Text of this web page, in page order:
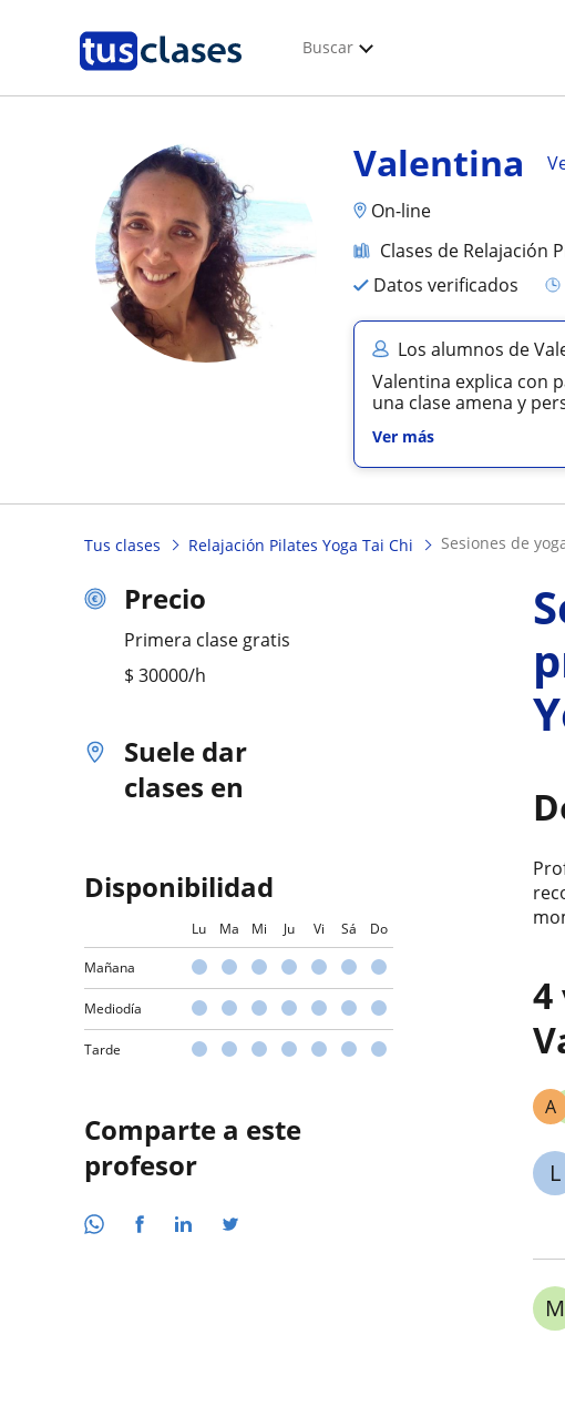
Buscar
Valentina
On-line
Clases de Relajación
Datos verificados
Los alumnos de
Valentina explica con
una clase amena y
Ver más
Tus clases Relajación Pilates Yoga Tai Chi sesiones de
Precio
Primera clase gratis
$ 30000/h
Suele dar
clases en
Disponibilidad
Lu Ma Mi Ju Vi Sá Do
Mañana
Mediodía
Tarde
Comparte a este
profesor
4
A
L
M